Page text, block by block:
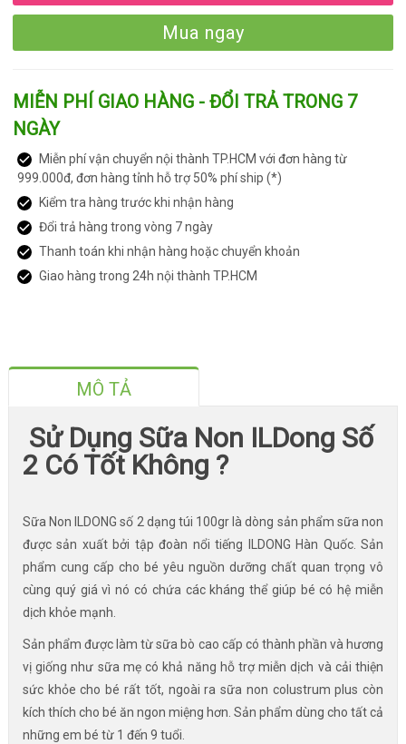
Mua ngay
MIỄN PHÍ GIAO HÀNG - ĐỔI TRẢ TRONG 7
NGÀY
Miễn phí vận chuyển nội thành TP.HCM với đơn hàng từ
999.000đ, đơn hàng tỉnh hỗ trợ 50% phí ship (*)
Kiểm tra hàng trước khi nhận hàng
Đổi trả hàng trong vòng 7 ngày
Thanh toán khi nhận hàng hoặc chuyển khoản
Giao hàng trong 24h nội thành TP.HCM
MÔ TẢ
Sử Dụng Sữa Non ILDong Số
2 Có Tốt Không ?
Sữa Non ILDONG số 2 dạng túi 100gr là dòng sản phẩm sữa non
được sản xuất bởi tập đoàn nổi tiếng ILDONG Hàn Quốc. Sản
phẩm cung cấp cho bé yêu nguồn dưỡng chất quan trọng vô
cùng quý giá vì nó có chứa các kháng thể giúp bé có hệ miễn
dịch khỏe mạnh.
Sản phẩm được làm từ sữa bò cao cấp có thành phần và hương
vị giống như sữa mẹ có khả năng hỗ trợ miễn dịch và cải thiện
sức khỏe cho bé rất tốt, ngoài ra sữa non colustrum plus còn
kích thích cho bé ăn ngon miệng hơn. Sản phẩm dùng cho tất cả
những em bé từ 1 đến 9 tuổi.